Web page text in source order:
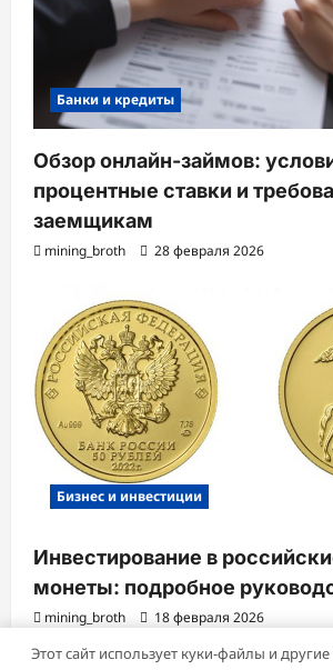
Банки и кредиты
Обзор онлайн-займов:
процентные ставки и
заемщикам
mining_broth 28 февраля 2026
Бизнес и инвестиции
Инвестирование в
монеты: подробное
mining_broth 18 февраля 2026
Этот сайт использует куки-файлы и